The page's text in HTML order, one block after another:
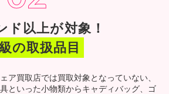
ド以上が対象！
の取扱品目
ア買取店では買取対象となっていない、
といった小物類からキャディバッグ、ゴ